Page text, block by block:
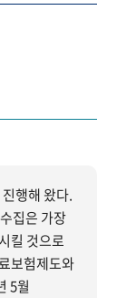
행해 왔다.
집은 가장
보험제도와